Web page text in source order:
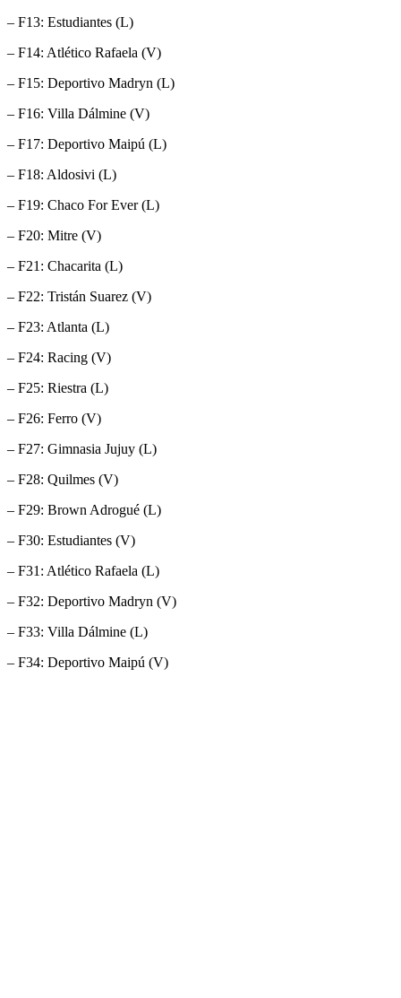
– F13: Estudiantes (L)
– F14: Atlético Rafaela (V)
– F15: Deportivo Madryn (L)
– F16: Villa Dálmine (V)
– F17: Deportivo Maipú (L)
– F18: Aldosivi (L)
– F19: Chaco For Ever (L)
– F20: Mitre (V)
– F21: Chacarita (L)
– F22: Tristán Suarez (V)
– F23: Atlanta (L)
– F24: Racing (V)
– F25: Riestra (L)
– F26: Ferro (V)
– F27: Gimnasia Jujuy (L)
– F28: Quilmes (V)
– F29: Brown Adrogué (L)
– F30: Estudiantes (V)
– F31: Atlético Rafaela (L)
– F32: Deportivo Madryn (V)
– F33: Villa Dálmine (L)
– F34: Deportivo Maipú (V)